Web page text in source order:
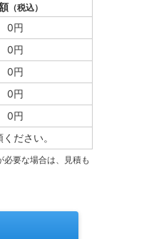
（税込）
0円
0円
0円
0円
0円
ださい。
要な場合は、見積も